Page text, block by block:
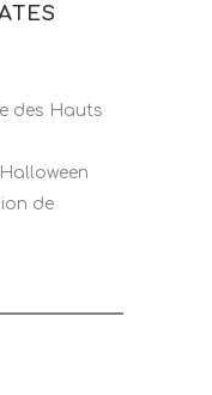
des Hauts
de